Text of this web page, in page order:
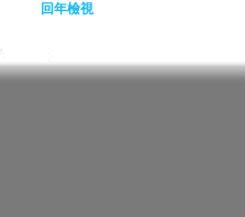
回年檢視